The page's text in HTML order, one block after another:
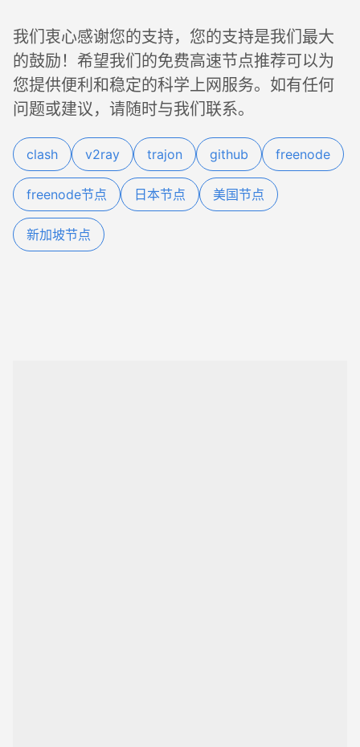
我们衷心感谢您的支持，您的支持是我们最大
的鼓励！希望我们的免费高速节点推荐可以为
您提供便利和稳定的科学上网服务。如有任何
问题或建议，请随时与我们联系。
clash v2ray trajon github freenode
freenode节点 日本节点 美国节点
新加坡节点